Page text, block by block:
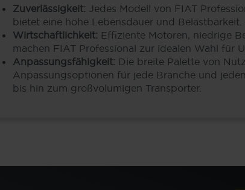
Zuverlässigkeit: Jedes Modell von FIAT
bietet eine hohe Lebensdauer und Belastbarkeit.
Wirtschaftlichkeit: Effiziente Motoren, niedrige
machen FIAT Professional zur idealen Wahl für
Anpassungsfähigkeit: Die breite Palette von
Anpassungsoptionen für jede Branche und
bis hin zum großvolumigen Transporter.